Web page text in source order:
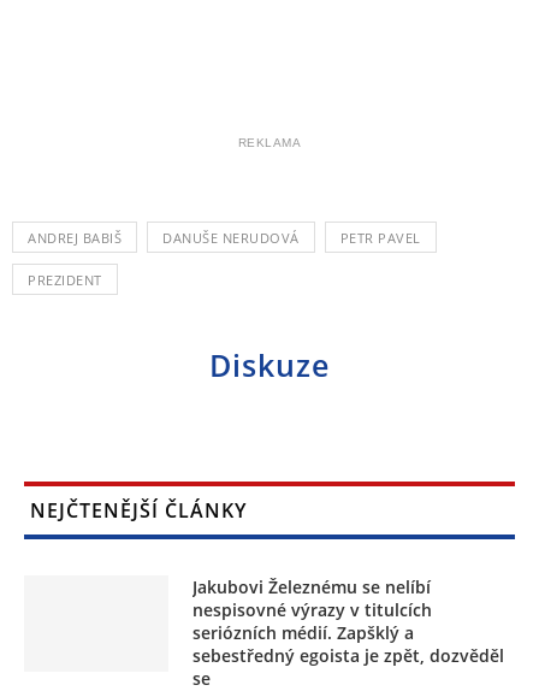
REKLAMA
ANDREJ BABIŠ DANUŠE NERUDOVÁ PETR PAVEL
PREZIDENT
Diskuze
NEJČTENĚJŠÍ ČLÁNKY
Jakubovi Železnému se nelíbí
nespisovné výrazy v titulcích
seriózních médií. Zapšklý a
sebestředný egoista je zpět, dozvěděl
se